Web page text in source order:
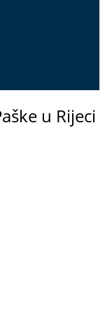
u Rijeci